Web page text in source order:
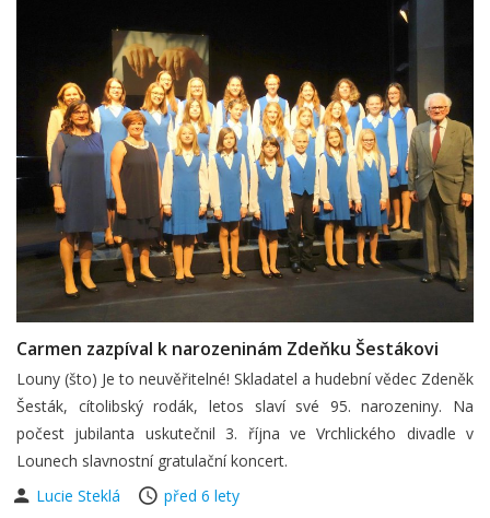
Carmen zazpíval k narozeninám Zdeňku Šestákovi
Louny (što) Je to neuvěřitelné! Skladatel a hudební vědec Zdeněk
Šesták, cítolibský rodák, letos slaví své 95. narozeniny. Na
počest jubilanta uskutečnil 3. října ve Vrchlického divadle v
Lounech slavnostní gratulační koncert.
Lucie Steklá
před 6 lety